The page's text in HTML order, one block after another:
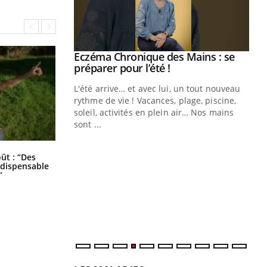
: “Des
: et si on
de type 2
chez les
les soignants.
Youtube
Eczéma Chronique des Mains : se
préparer pour l’été !Youtube
L'été arrive… et avec lui, un tout nouveau
rythme de vie ! Vacances, plage, piscine,
soleil, activités en plein air… Nos mains
sont ...